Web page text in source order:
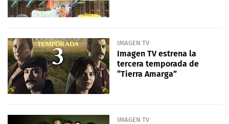
IMAGEN TV
Imagen TV estrena la
tercera temporada de
“Tierra Amarga”
IMAGEN TV